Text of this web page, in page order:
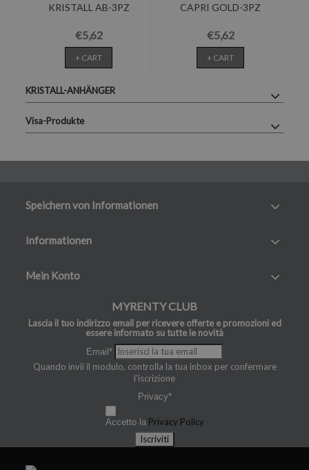
KRISTALL AB-3PZ
€5,62
+ CART
CAPRI GOLD-3PZ
€5,62
+ CART
KRISTALL-ANHÄNGER
Visa-Produkte
Speichern von Informationen
Informationen
Mein Konto
MYRENTY CLUB
Lascia il tuo indirizzo email per ricevere offerte e promozioni ed
essere informato su tutte le novità
Email*
Quando invii il modulo, controlla la tua inbox per confermare
l'iscrizione
Privacy*
Accetto la Privacy Policy
Iscriviti